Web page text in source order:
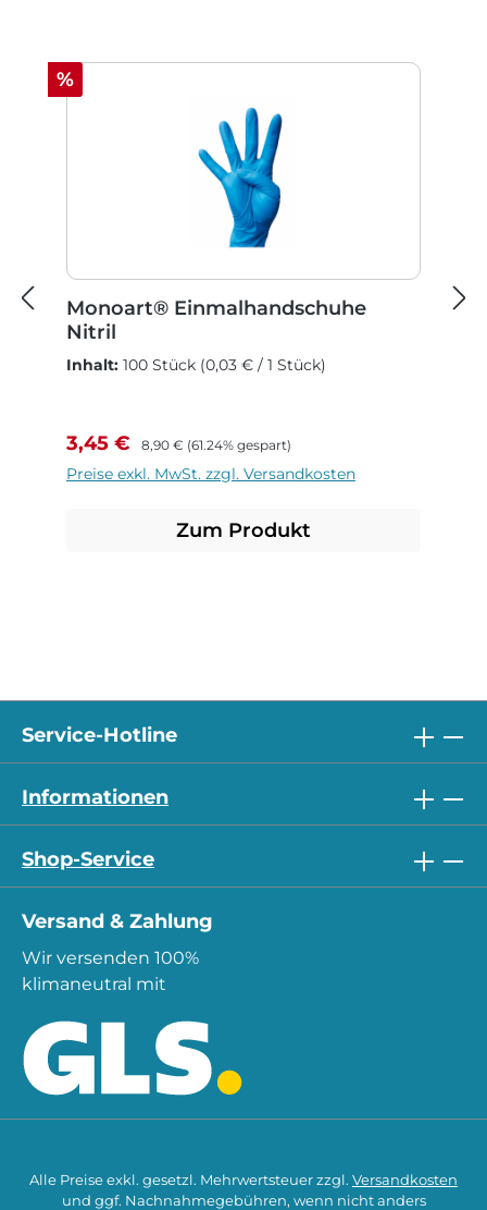
Rabatt
%
Monoart® Einmalhandschuhe
Nitril
Inhalt: 100 Stück (0,03 € / 1 Stück)
Verkaufspreis:
3,45 € Regulärer Preis:
8,90 € (61.24% gespart)
Preise exkl. MwSt. zzgl. Versandkosten
Zum Produkt
Service-Hotline
Informationen
Shop-Service
Versand & Zahlung
Wir versenden 100%
klimaneutral mit
Alle Preise exkl. gesetzl. Mehrwertsteuer zzgl. Versandkosten
und ggf. Nachnahmegebühren, wenn nicht anders